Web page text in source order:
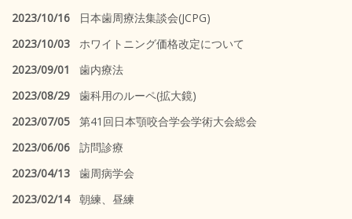
2023/10/16 日本歯周療法集談会(JCPG)
2023/10/03 ホワイトニング価格改定について
2023/09/01
歯内療法
2023/08/29 歯科用のルーペ(拡大鏡)
2023/07/05 第41回日本顎咬合学会学術大会総会
2023/06/06 訪問診療
2023/04/13 歯周病学会
2023/02/14朝練、昼練